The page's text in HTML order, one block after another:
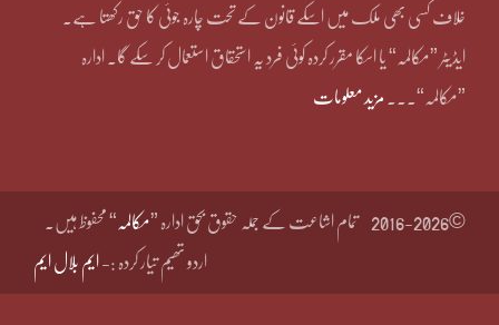
خلاف کسی بھی ملک میں اسکے قانون کے تحت چارہ جوئی کا حق رکھتا ہے۔
ایڈیٹر ”مکالمہ“ یا اسکا مقرر کردہ کوئی فرد یہ استحقاق استعمال کر سکے گا۔ ادارہ
”مکالمہ“۔۔۔ مزید معلومات
©2016-2026 تمام اشاعت کے جملہ حقوق بحق ادارہ ”مکالمہ “ محفوظ ہیں۔
اردو تھیم تیار کردہ :- ایم بلال ایم